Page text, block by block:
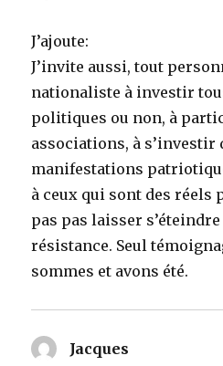
J’ajoute:
J’invite aussi, tout
nationaliste à investir
politiques ou non, à
associations, à s’investir
manifestations
à ceux qui sont des réels
pas pas laisser
résistance. Seul
sommes et avons été.
Jacques